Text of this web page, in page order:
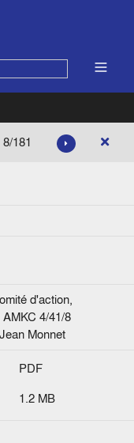
8/181
d'action,
4/41/8
Monnet
PDF
1.2 MB